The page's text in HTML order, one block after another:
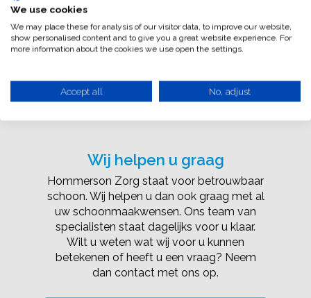
zorgcategorieën
Wij helpen u graag
Hommerson Zorg staat voor betrouwbaar
schoon. Wij helpen u dan ook graag met al
uw schoonmaakwensen. Ons team van
specialisten staat dagelijks voor u klaar.
Wilt u weten wat wij voor u kunnen
betekenen of heeft u een vraag? Neem
dan contact met ons op.
Werkwijze en
Wachttijden
Klachtenregeling
Certificeringen en
Aanmelden zorg
Huishoudelijke
WMO
wooninstellingen
Gemeenten
Gemeente Renkum
Huishoudelijke
Oosterbeek
Huishoudelijke
Huishoudelijke
Doorwerth
Gemeente
Huishoudelijke
Oosterhout (Gld)
Elst (Gld)
Gemeente Rheden
Huishoudelijke
Rheden
Huishoudelijke
Velp
Contact
We use cookies
We may place these for analysis of our visitor data, to improve our website,
show personalised content and to give you a great website experience. For
more information about the cookies we use open the settings.
Accept all No, adjust